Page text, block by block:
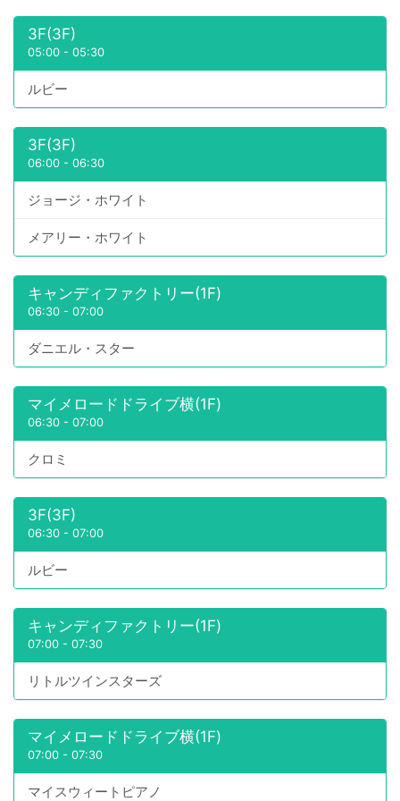
3F(3F)
05:00 - 05:30
ルビー
3F(3F)
06:00 - 06:30
ジョージ・ホワイト
メアリー・ホワイト
キャンディファクトリー(1F)
06:30 - 07:00
ダニエル・スター
マイメロードドライブ横(1F)
06:30 - 07:00
クロミ
3F(3F)
06:30 - 07:00
ルビー
キャンディファクトリー(1F)
07:00 - 07:30
リトルツインスターズ
マイメロードドライブ横(1F)
07:00 - 07:30
マイスウィートピアノ